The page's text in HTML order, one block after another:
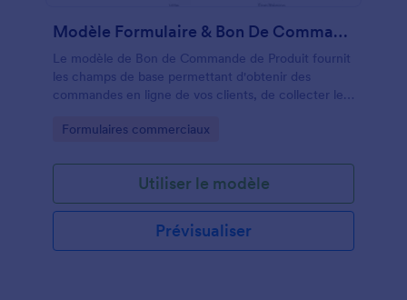
Modèle Formulaire & Bon De Commande Produits
Le modèle de Bon de Commande de Produit fournit
les champs de base permettant d'obtenir des
commandes en ligne de vos clients, de collecter les
de facturation via l'intégration du bon de
vous pouvez créer votre propre formulaire en
utilisant celui-ci comme base. Ajoutez votre
formulaire à votre site Web ou utilisez-le comme
formulaire autonome pour vendre vos produits.
Go to Category:
Formulaires commerciaux
Utiliser le modèle
Prévisualiser